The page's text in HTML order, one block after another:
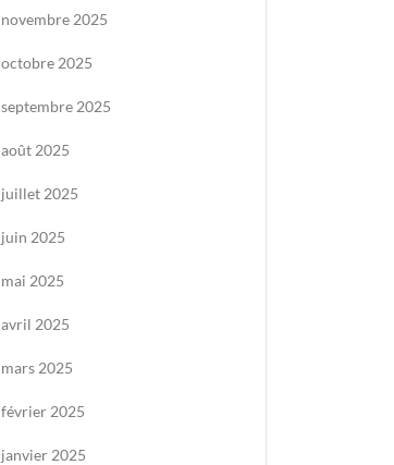
novembre 2025
octobre 2025
septembre 2025
août 2025
juillet 2025
juin 2025
mai 2025
avril 2025
mars 2025
février 2025
janvier 2025